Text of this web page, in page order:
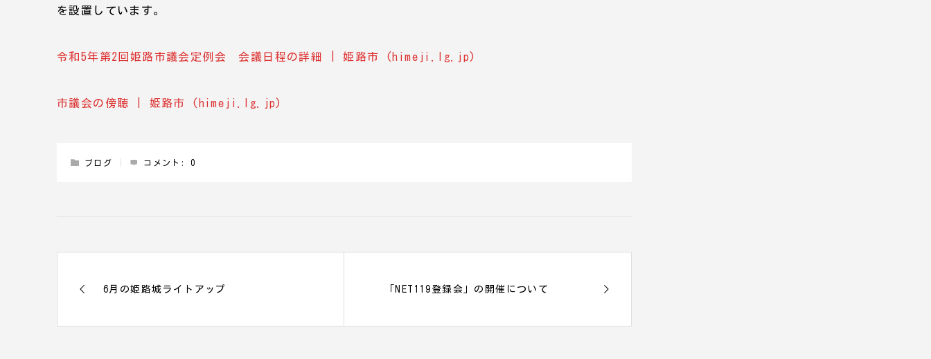
を設置しています。
令和5年第2回姫路市議会定例会 会議日程の詳細 | 姫路市 (himeji.lg.jp)
市議会の傍聴 | 姫路市 (himeji.lg.jp)
ブログ コメント: 0
6月の姫路城ライトアップ 「NET119登録会」の開催について